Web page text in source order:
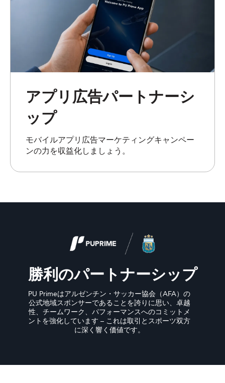
アプリ広告パートナーシ
ップ
モバイルアプリ広告マーケティングキャンペー
ンの力を収益化しましょう。
勝利のパートナーシップ
PU Primeはアルゼンチン・サッカー協会（AFA）の
公式地域スポンサーであることを誇りに思い、卓越
性、チームワーク、パフォーマンスへのコミットメ
ントを強化しています – これは取引とスポーツ双方
に深く響く価値です。